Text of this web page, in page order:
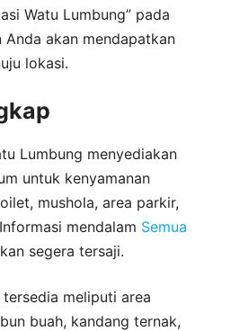
Watu Lumbung” pada
akan mendapatkan
lokasi.
Lumbung menyediakan
untuk kenyamanan
mushola, area parkir,
mendalam Semua
segera tersaji.
meliputi area
buah, kandang ternak,